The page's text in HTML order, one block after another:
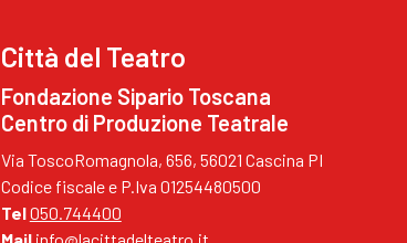
Città del Teatro
Fondazione Sipario Toscana
Centro di Produzione Teatrale
Via ToscoRomagnola, 656, 56021 Cascina PI
Codice fiscale e P.Iva 01254480500
Tel050.744400